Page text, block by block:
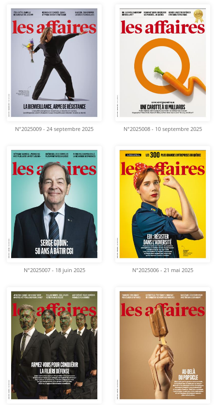
N°2025009 - 24 septembre 2025 N°2025008 - 10 septembre 2025
N°2025007 - 18 juin 2025 N°2025006 - 21 mai 2025